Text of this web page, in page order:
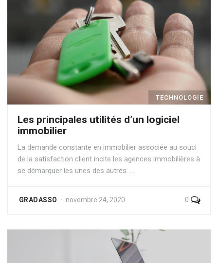
TECHNOLOGIE
Les principales utilités d’un logiciel
immobilier
La demande constante en immobilier associée au souci
de la satisfaction client incite les agences immobilières à
se démarquer les unes des autres. …
0
GRADASSO novembre 24, 2020